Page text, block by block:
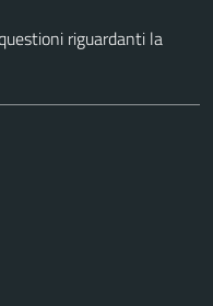
riguardanti la